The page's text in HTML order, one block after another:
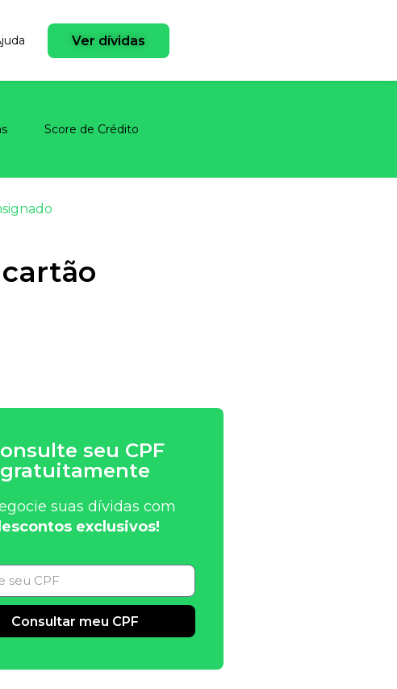
Ver dívidas
Score de Crédito
seu CPF
gratuitamente
suas dívidas com
exclusivos!
Consultar meu CPF